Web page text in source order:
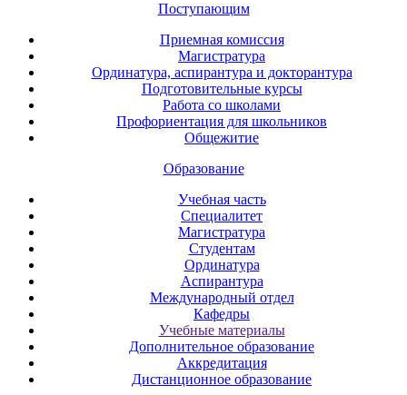
Поступающим
Приемная комиссия
Магистратура
Ординатура, аспирантура и докторантура
Подготовительные курсы
Работа со школами
Профориентация для школьников
Общежитие
Образование
Учебная часть
Специалитет
Магистратура
Студентам
Ординатура
Аспирантура
Международный отдел
Кафедры
Учебные материалы
Дополнительное образование
Аккредитация
Дистанционное образование